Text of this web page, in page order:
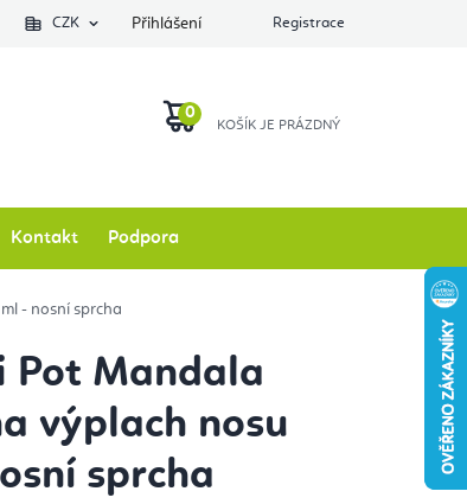
Zkontrolovat stav objednávky O nás
CZK Přihlášení Registrace
KOŠÍK
Kontakt Podpora
- nosní sprcha
Pot Mandala
výplach nosu
sprcha